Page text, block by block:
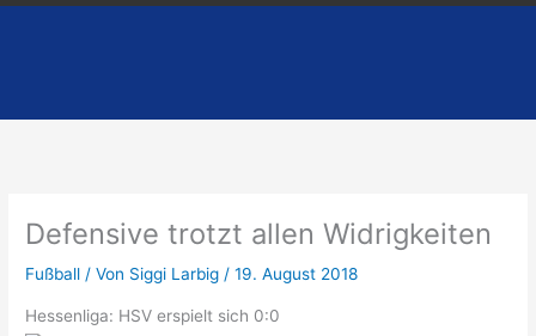
Defensive trotzt allen Widrigkeiten
Fußball / Von Siggi Larbig/19. August 2018
Hessenliga: HSV erspielt sich 0:0